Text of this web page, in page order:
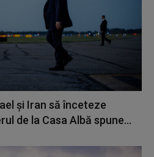
şi Iran să înceteze
de la Casa Albă spune...